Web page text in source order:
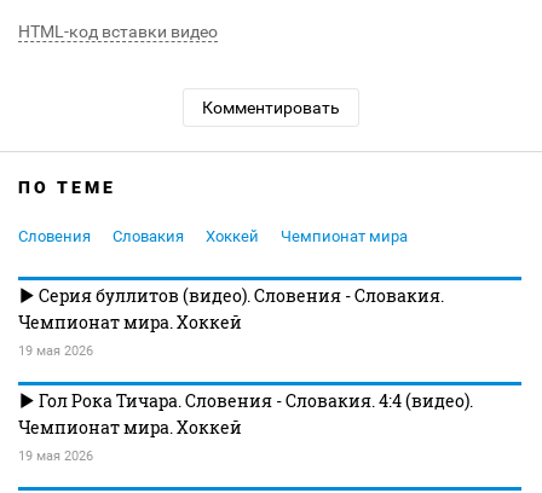
HTML-код вставки видео
Комментировать
ПО ТЕМЕ
Словения Словакия Хоккей Чемпионат мира
Серия буллитов (видео). Словения - Словакия.
Чемпионат мира. Хоккей
19 мая 2026
Гол Рока Тичара. Словения - Словакия. 4:4 (видео).
Чемпионат мира. Хоккей
19 мая 2026